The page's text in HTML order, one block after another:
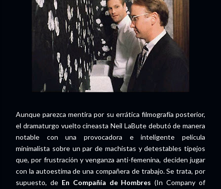
Aunque parezca mentira por su errática filmografía posterior,
el dramaturgo vuelto cineasta Neil LaBute debutó de manera
notable con una provocadora e inteligente película
minimalista sobre un par de machistas y detestables tipejos
que, por frustración y venganza anti-femenina, deciden jugar
con la autoestima de una compañera de trabajo. Se trata, por
supuesto, de En Compañía de Hombres(In Company of